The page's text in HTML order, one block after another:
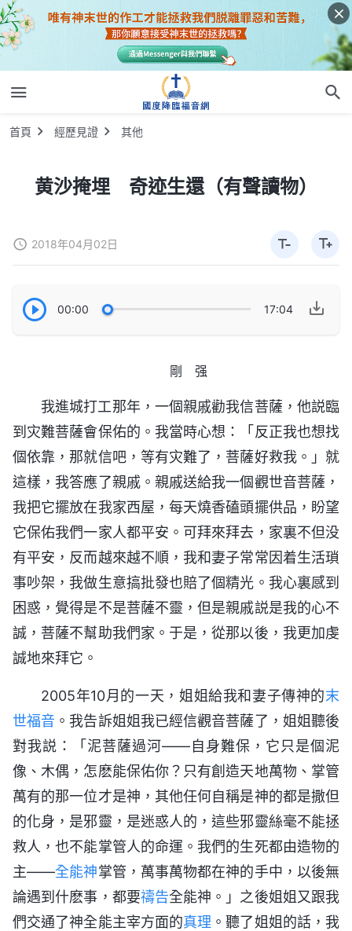
首頁 經歷見證 其他
黄沙掩埋 奇迹生還（有聲讀物）
2018年04月02日
00:00 17:04
剛 强
我進城打工那年，一個親戚勸我信菩薩，他説臨
到灾難菩薩會保佑的。我當時心想：「反正我也想找
個依靠，那就信吧，等有灾難了，菩薩好救我。」就
這樣，我答應了親戚。親戚送給我一個觀世音菩薩，
我把它擺放在我家西屋，每天燒香磕頭擺供品，盼望
它保佑我們一家人都平安。可拜來拜去，家裏不但没
有平安，反而越來越不順，我和妻子常常因着生活瑣
事吵架，我做生意搞批發也賠了個精光。我心裏感到
困惑，覺得是不是菩薩不靈，但是親戚説是我的心不
誠，菩薩不幫助我們家。于是，從那以後，我更加虔
誠地來拜它。
2005年10月的一天，姐姐給我和妻子傳神的末
世福音 。我告訴姐姐我已經信觀音菩薩了，姐姐聽後
對我説：「泥菩薩過河——自身難保，它只是個泥
像、木偶，怎麽能保佑你？只有創造天地萬物、掌管
萬有的那一位才是神，其他任何自稱是神的都是撒但
的化身，是邪靈，是迷惑人的，這些邪靈絲毫不能拯
救人，也不能掌管人的命運。我們的生死都由造物的
主——全能神掌管，萬事萬物都在神的手中，以後無
論遇到什麽事，都要禱告全能神。」之後姐姐又跟我
們交通了神全能主宰方面的真理 。聽了姐姐的話，我